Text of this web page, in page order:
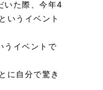
いた際、今年4
というイベント
うイベントで
に自分で驚き